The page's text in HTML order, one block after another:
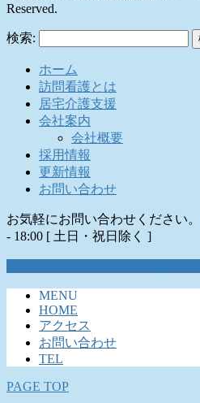
Reserved.
検索:
ホーム
訪問看護とは
居宅介護支援
会社案内
会社概要
採用情報
更新情報
お問い合わせ
お気軽にお問い合わせください。
- 18:00 [ 土日・祝日除く ]
MENU
HOME
アクセス
お問い合わせ
TEL
PAGE TOP